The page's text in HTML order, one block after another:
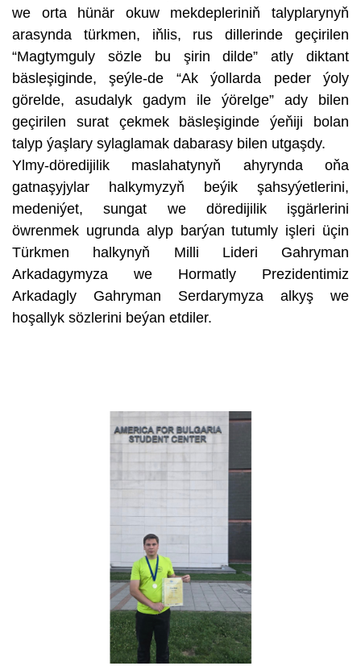
we orta hünär okuw mekdepleriniň talyplarynyň
arasynda türkmen, iňlis, rus dillerinde geçirilen
“Magtymguly sözle bu şirin dilde” atly diktant
bäsleşiginde, şeýle-de “Ak ýollarda peder ýoly
görelde, asudalyk gadym ile ýörelge” ady bilen
geçirilen surat çekmek bäsleşiginde ýeňiji bolan
talyp ýaşlary sylaglamak dabarasy bilen utgaşdy.
Ylmy-döredijilik maslahatynyň ahyrynda oňa
gatnaşyjylar halkymyzyň beýik şahsyýetlerini,
medeniýet, sungat we döredijilik işgärlerini
öwrenmek ugrunda alyp barýan tutumly işleri üçin
Türkmen halkynyň Milli Lideri Gahryman
Arkadagymyza we Hormatly Prezidentimiz
Arkadagly Gahryman Serdarymyza alkyş we
hoşallyk sözlerini beýan etdiler.